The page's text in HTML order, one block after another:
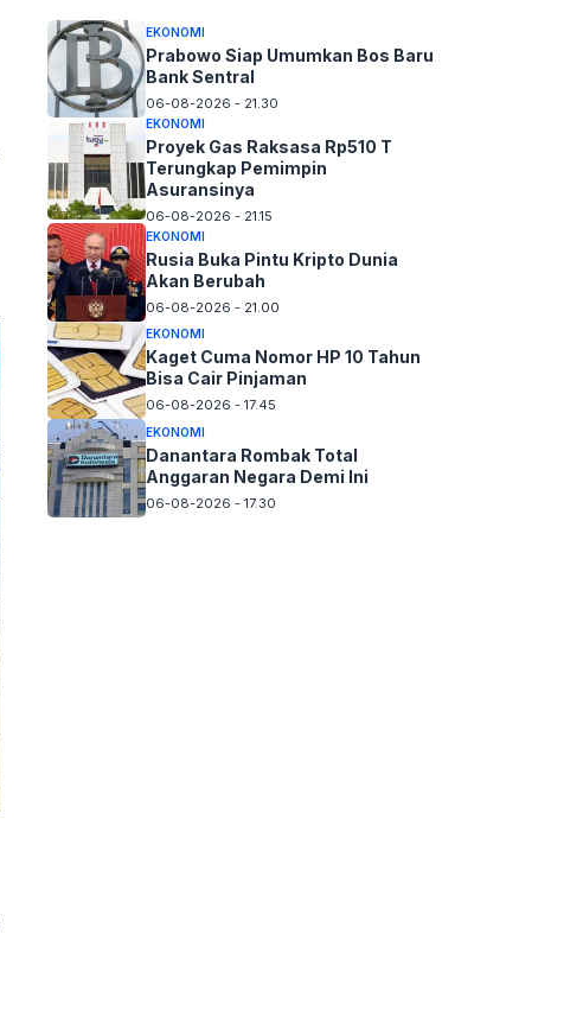
EKONOMI
Prabowo Siap Umumkan Bos Baru
Bank Sentral
06-08-2026 - 21.30
EKONOMI
Proyek Gas Raksasa Rp510 T
Terungkap Pemimpin
Asuransinya
06-08-2026 - 21.15
EKONOMI
Rusia Buka Pintu Kripto Dunia
Akan Berubah
06-08-2026 - 21.00
EKONOMI
Kaget Cuma Nomor HP 10 Tahun
Bisa Cair Pinjaman
06-08-2026 - 17.45
EKONOMI
Danantara Rombak Total
Anggaran Negara Demi Ini
06-08-2026 - 17.30